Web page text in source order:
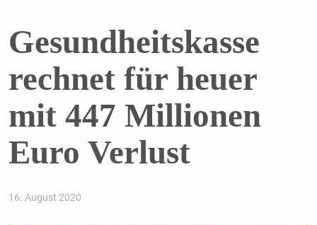
Gesundheitskasse
rechnet für heuer
mit 447 Millionen
Euro Verlust
16. August 2020